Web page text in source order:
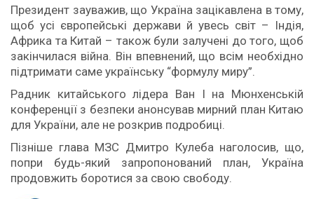
Президент зауважив, що Україна зацікавлена в тому,
щоб усі європейські держави й увесь світ – Індія,
Африка та Китай – також були залучені до того, щоб
закінчилася війна. Він впевнений, що всім необхідно
підтримати саме українську “формулу миру”.
Радник китайського лідера Ван I на Мюнхенській
конференції з безпеки анонсував мирний план Китаю
для України, але не розкрив подробиці.
Пізніше глава МЗС Дмитро Кулеба наголосив, що,
попри будь-який запропонований план, Україна
продовжить боротися за свою свободу.